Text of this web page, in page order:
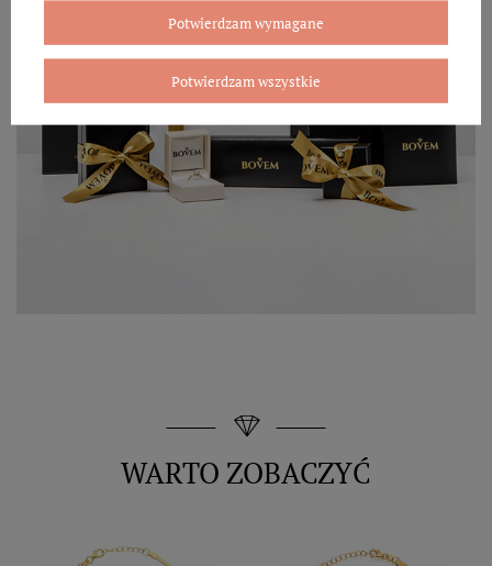
WARTO ZOBACZYĆ
Potwierdzam wymagane
Potwierdzam wszystkie